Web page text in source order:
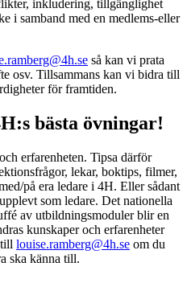
inkludering, tillgänglighet
i samband med en medlems-eller
så kan vi prata
osv. Tillsammans kan vi bidra till
för framtiden.
bästa övningar!
erfarenheten. Tipsa därför
lekar, boktips, filmer,
på era ledare i 4H. Eller sådant
som ledare. Det nationella
av utbildningsmoduler blir en
kunskaper och erfarenheter
louise.ramberg@4h.se om du
ska känna till.